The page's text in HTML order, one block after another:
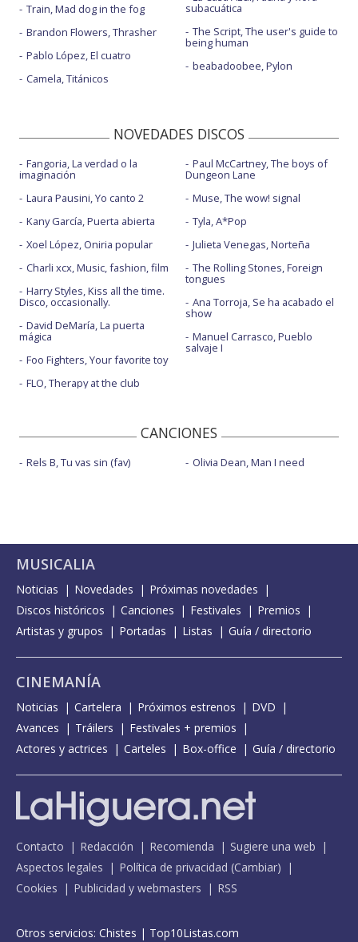
Train, Mad dog in the fog
Brandon Flowers, Thrasher
Pablo López, El cuatro
Camela, Titánicos
subacuática
The Script, The user's guide to
being human
beabadoobee, Pylon
NOVEDADES DISCOS
Fangoria, La verdad o la
imaginación
Laura Pausini, Yo canto 2
Kany García, Puerta abierta
Xoel López, Oniria popular
Charli xcx, Music, fashion, film
Harry Styles, Kiss all the time.
Disco, occasionally.
David DeMaría, La puerta
mágica
Foo Fighters, Your favorite toy
FLO, Therapy at the club
Paul McCartney, The boys of
Dungeon Lane
Muse, The wow! signal
Tyla, A*Pop
Julieta Venegas, Norteña
The Rolling Stones, Foreign
tongues
Ana Torroja, Se ha acabado el
show
Manuel Carrasco, Pueblo
salvaje I
CANCIONES
Rels B, Tu vas sin (fav) Olivia Dean, Man I need
MUSICALIA
Noticias Novedades
Próximas novedades
Discos históricos
Canciones Festivales
Premios
Artistas y grupos
Portadas Listas Guía / directorio
CINEMANÍA
Noticias Cartelera Próximos estrenos
DVD
Avances
Tráilers
Festivales + premios
Actores y actrices
Carteles Box-office Guía / directorio
Contacto Redacción Recomienda
Sugiere una web
Aspectos legales
Política de privacidad (Cambiar)
Cookies
Publicidad y webmasters RSS
Otros servicios: Chistes | Top10Listas.com